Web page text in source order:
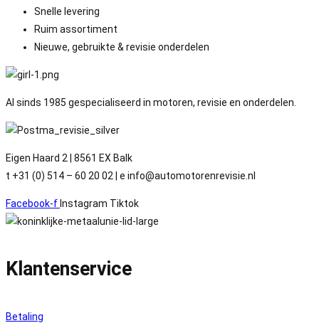
Snelle levering
Ruim assortiment
Nieuwe, gebruikte & revisie onderdelen
Al sinds 1985 gespecialiseerd in motoren, revisie en onderdelen.
Eigen Haard 2 | 8561 EX Balk
t +31 (0) 514 – 60 20 02 | e info@automotorenrevisie.nl
Facebook-f Instagram Tiktok
Klantenservice
Betaling